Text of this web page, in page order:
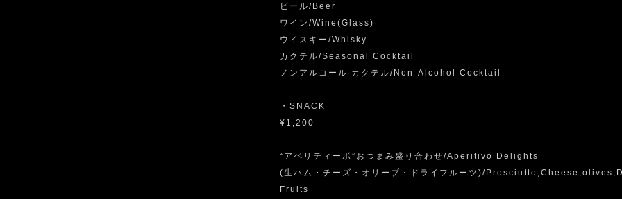
ビール/Beer
ワイン/Wine(Glass)
ウイスキー/Whisky
カクテル/Seasonal Cocktail
ノンアルコール カクテル/Non-Alcohol Cocktail
・SNACK
¥1,200
“アペリティーボ”おつまみ盛り合わせ/Aperitivo Delights
(生ハム・チーズ・オリーブ・ドライフルーツ)/
Fruits